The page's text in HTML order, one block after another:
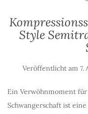
Style
Veröffentlicht am 7.
Ein Verwöhnmoment
Schwangerschaft ist